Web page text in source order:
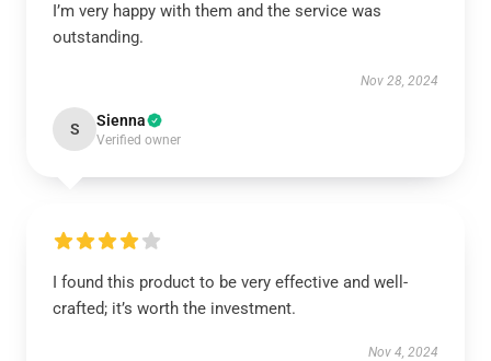
I’m very happy with them and the service was
outstanding.
Nov 28, 2024
S Sienna
Verified owner
I found this product to be very effective and well-
crafted; it’s worth the investment.
Nov 4, 2024